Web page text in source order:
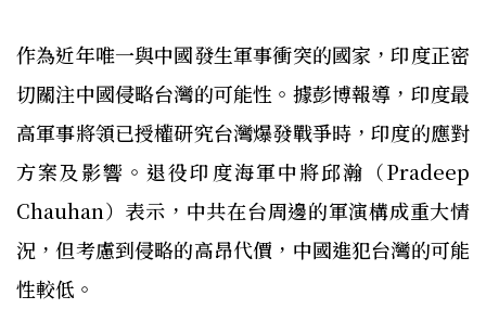
作為近年唯一與中國發生軍事衝突的國家，印度正密
切關注中國侵略台灣的可能性。據彭博報導，印度最
高軍事將領已授權研究台灣爆發戰爭時，印度的應對
方案及影響。退役印度海軍中將邱瀚（Pradeep
Chauhan）表示，中共在台周邊的軍演構成重大情
況，但考慮到侵略的高昂代價，中國進犯台灣的可能
性較低。